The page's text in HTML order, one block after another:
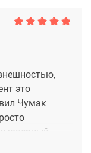
это
Чумак
моих